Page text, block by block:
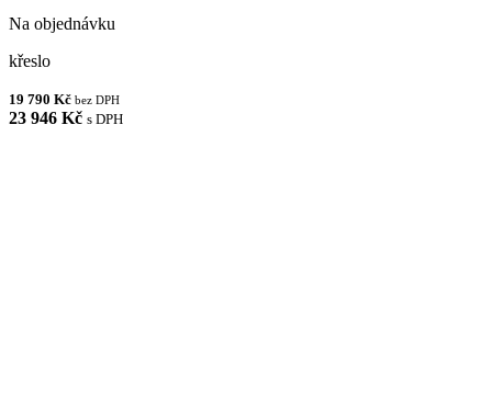
Na objednávku
křeslo
19 790 Kč bez DPH
23 946 Kč s DPH